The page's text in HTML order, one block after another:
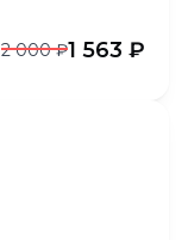
2 000 ₽1 563 ₽